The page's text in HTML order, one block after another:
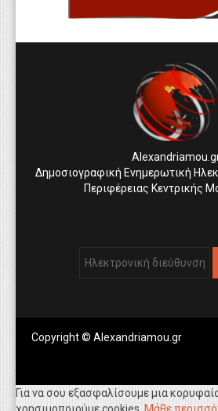
Δημοσιογραφική Ενημερωτική
Περιφέρειας Κεντρικής
Copyright © Alexandriamou.gr
Για να σου εξασφαλίσουμε μια